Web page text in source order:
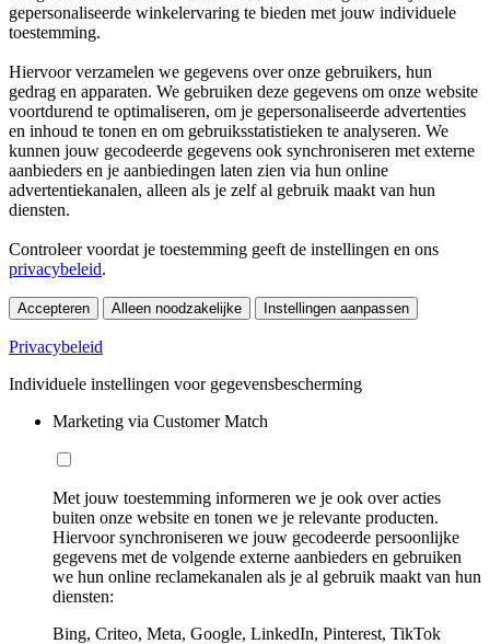
gepersonaliseerde winkelervaring te bieden met jouw individuele
toestemming.
Hiervoor verzamelen we gegevens over onze gebruikers, hun
gedrag en apparaten. We gebruiken deze gegevens om onze website
voortdurend te optimaliseren, om je gepersonaliseerde advertenties
en inhoud te tonen en om gebruiksstatistieken te analyseren. We
kunnen jouw gecodeerde gegevens ook synchroniseren met externe
aanbieders en je aanbiedingen laten zien via hun online
advertentiekanalen, alleen als je zelf al gebruik maakt van hun
diensten.
Controleer voordat je toestemming geeft de instellingen en ons
privacybeleid.
Accepteren Alleen noodzakelijke Instellingen aanpassen
Privacybeleid
Individuele instellingen voor gegevensbescherming
Marketing via Customer Match
Met jouw toestemming informeren we je ook over acties
buiten onze website en tonen we je relevante producten.
Hiervoor synchroniseren we jouw gecodeerde persoonlijke
gegevens met de volgende externe aanbieders en gebruiken
we hun online reclamekanalen als je al gebruik maakt van hun
diensten:
Bing, Criteo, Meta, Google, LinkedIn, Pinterest, TikTok